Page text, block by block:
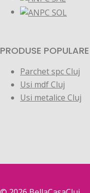
PRODUSE POPULARE
Parchet spc Cluj
Usi mdf Cluj
Usi metalice Cluj